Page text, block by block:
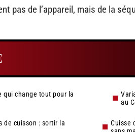
pas de l’appareil, mais de la
qui change tout pour la
de cuisson : sortir la
au
Cuisse